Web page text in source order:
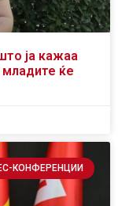
ја кажаа
ќе
КОНФЕРЕНЦИИ